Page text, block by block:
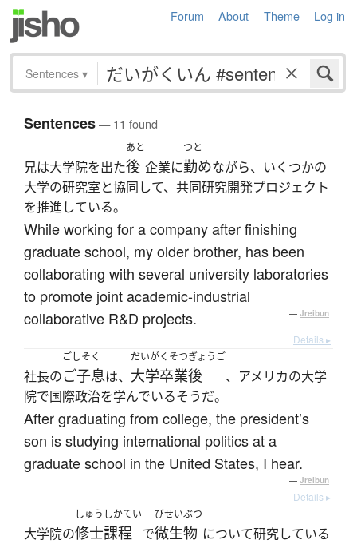
Forum About Theme Log in
Sentences ▾
Sentences— 11 found
兄は大学院を出た
あと
後 企業に
つと
勤めながら、いくつかの
大学の研究室と協同して、共同研究開発プロジェクト
を推進している。
While working for a company after finishing
graduate school, my older brother, has been
collaborating with several university laboratories
to promote joint academic-industrial
collaborative R&D projects.
— Jreibun
Details ▸
社長の
ごしそく
ご子息は、
だいがくそつぎょうご
大学卒業後
、アメリカの大学
院で国際政治を学んでいるそうだ。
After graduating from college, the president’s
son is studying international politics at a
graduate school in the United States, I hear.
— Jreibun
Details ▸
大学院の
しゅうしかてい
修士課程 で
びせいぶつ
微生物 について研究している